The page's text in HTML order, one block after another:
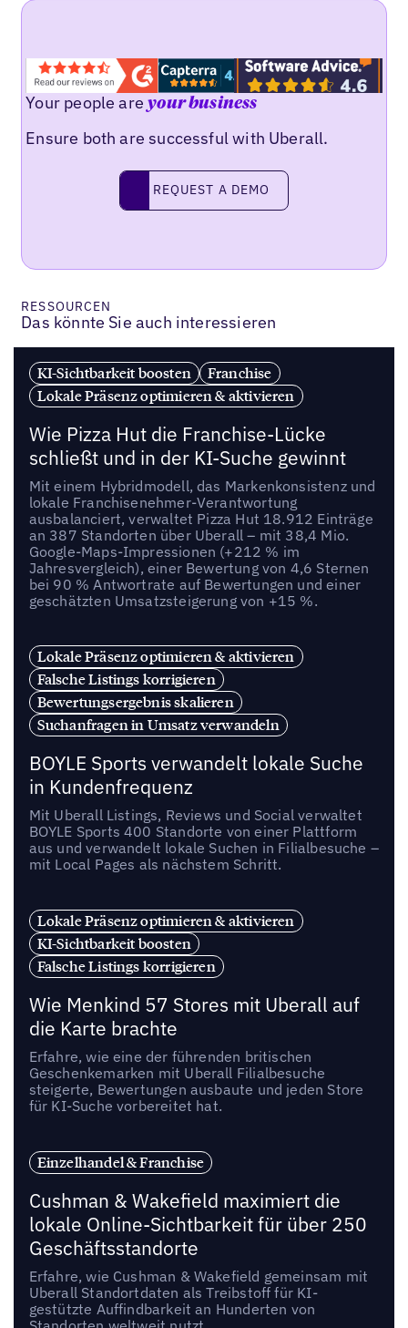
Your people areyour business
Ensure both are successful with Uberall.
request a demo
REQUEST A DEMO
RESSOURCEN
Das könnte Sie auch interessieren
KI-Sichtbarkeit boosten
Franchise
Lokale Präsenz optimieren & aktivieren
Wie Pizza Hut die Franchise-Lücke
schließt und in der KI-Suche gewinnt
Mit einem Hybridmodell, das Markenkonsistenz und
lokale Franchisenehmer-Verantwortung
ausbalanciert, verwaltet Pizza Hut 18.912 Einträge
an 387 Standorten über Uberall – mit 38,4 Mio.
Google-Maps-Impressionen (+212 % im
Jahresvergleich), einer Bewertung von 4,6 Sternen
bei 90 % Antwortrate auf Bewertungen und einer
geschätzten Umsatzsteigerung von +15 %.
Lokale Präsenz optimieren & aktivieren
Falsche Listings korrigieren
Bewertungsergebnis skalieren
Suchanfragen in Umsatz verwandeln
BOYLE Sports verwandelt lokale Suche
in Kundenfrequenz
Mit Uberall Listings, Reviews und Social verwaltet
BOYLE Sports 400 Standorte von einer Plattform
aus und verwandelt lokale Suchen in Filialbesuche –
mit Local Pages als nächstem Schritt.
Lokale Präsenz optimieren & aktivieren
KI-Sichtbarkeit boosten
Falsche Listings korrigieren
Wie Menkind 57 Stores mit Uberall auf
die Karte brachte
Erfahre, wie eine der führenden britischen
Geschenkemarken mit Uberall Filialbesuche
steigerte, Bewertungen ausbaute und jeden Store
für KI-Suche vorbereitet hat.
Einzelhandel & Franchise
Cushman & Wakefield maximiert die
lokale Online-Sichtbarkeit für über 250
Geschäftsstandorte
Erfahre, wie Cushman & Wakefield gemeinsam mit
Uberall Standortdaten als Treibstoff für KI-
gestützte Auffindbarkeit an Hunderten von